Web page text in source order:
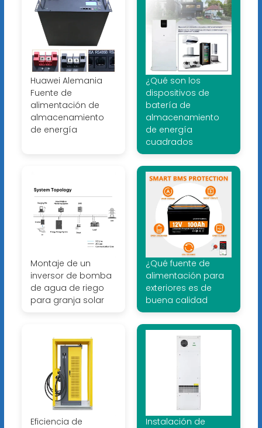
Huawei Alemania
Fuente de
alimentación de
almacenamiento
de energía
¿Qué son los
dispositivos de
batería de
almacenamiento
de energía
cuadrados
Montaje de un
inversor de bomba
de agua de riego
para granja solar
¿Qué fuente de
alimentación para
exteriores es de
buena calidad
Eficiencia de Instalación de